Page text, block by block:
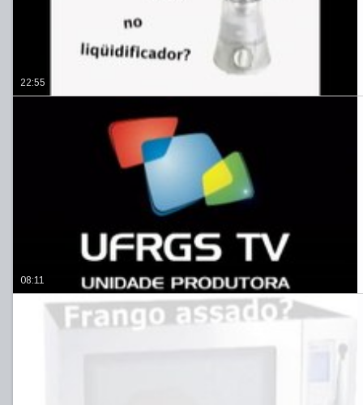
22:55
08:11